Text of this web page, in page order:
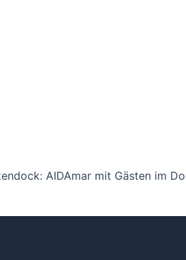
AIDAmar mit Gästen im